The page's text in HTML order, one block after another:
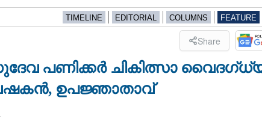
TIMELINE EDITORIAL COLUMNS FEATURE
Share
പ​ണി​ക്ക​ർ ചികിത്സാ
ഉപജ്ഞാതാവ്